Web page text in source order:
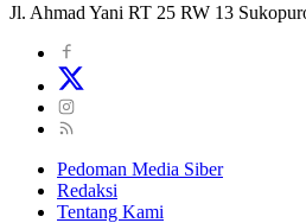
Jl. Ahmad Yani RT 25 RW 13
Pedoman Media Siber
Redaksi
Tentang Kami